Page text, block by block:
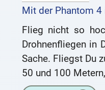
Mit der Phantom 4
Flieg nicht so
Drohnenfliegen in
Sache. Fliegst Du
50 und 100